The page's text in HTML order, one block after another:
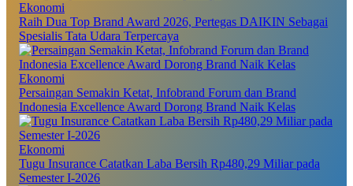
Ekonomi
Raih Dua Top Brand Award 2026, Pertegas DAIKIN Sebagai
Spesialis Tata Udara Terpercaya
Ekonomi
Persaingan Semakin Ketat, Infobrand Forum dan Brand
Indonesia Excellence Award Dorong Brand Naik Kelas
Ekonomi
Tugu Insurance Catatkan Laba Bersih Rp480,29 Miliar pada
Semester I-2026